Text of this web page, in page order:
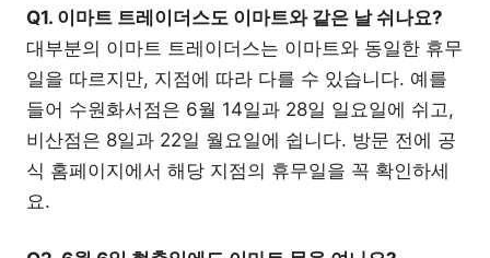
Q1. 이마트 트레이더스도 이마트와 같은 날 쉬나요?
대부분의 이마트 트레이더스는 이마트와 동일한 휴무
일을 따르지만, 지점에 따라 다를 수 있습니다. 예를
들어 수원화서점은 6월 14일과 28일 일요일에 쉬고,
비산점은 8일과 22일 월요일에 쉽니다. 방문 전에 공
식 홈페이지에서 해당 지점의 휴무일을 꼭 확인하세
요.